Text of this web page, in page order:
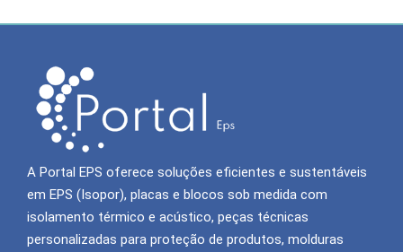
A Portal EPS oferece soluções eficientes e sustentáveis
em EPS (Isopor), placas e blocos sob medida com
isolamento térmico e acústico, peças técnicas
personalizadas para proteção de produtos, molduras